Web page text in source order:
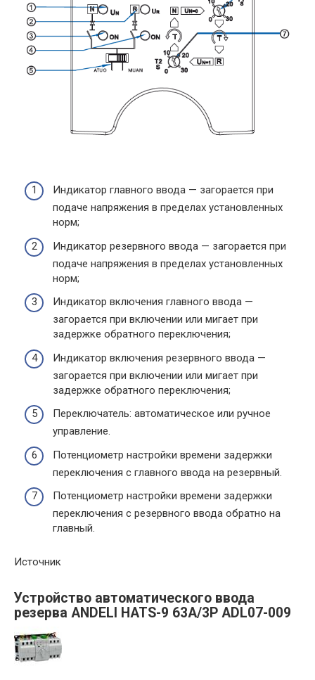
Индикатор главного ввода — загорается при
подаче напряжения в пределах установленных
норм;
Индикатор резервного ввода — загорается при
подаче напряжения в пределах установленных
норм;
Индикатор включения главного ввода —
загорается при включении или мигает при
задержке обратного переключения;
Индикатор включения резервного ввода —
загорается при включении или мигает при
задержке обратного переключения;
Переключатель: автоматическое или ручное
управление.
Потенциометр настройки времени задержки
переключения с главного ввода на резервный.
Потенциометр настройки времени задержки
переключения с резервного ввода обратно на
главный.
Источник
Устройство автоматического ввода
резерва ANDELI HATS-9 63A/3P ADL07-009